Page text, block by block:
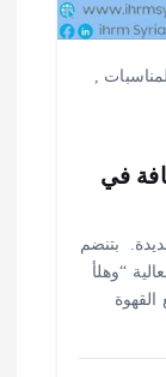
المناسبات ,
في
‎☕ لأن كل استراحة… بتحمل معها فكرة جديدة. ‎ ‎بتنضم
“وهلأ
القهوة